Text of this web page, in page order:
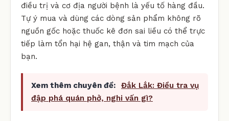
điều trị và cơ địa người bệnh là yếu tố hàng đầu.
Tự ý mua và dùng các dòng sản phẩm không rõ
nguồn gốc hoặc thuốc kê đơn sai liều có thể trực
tiếp làm tổn hại hệ gan, thận và tim mạch của
bạn.
Xem thêm chuyên đề:
Đắk Lắk: Điều tra vụ
đập phá quán phở, nghi vấn gì?